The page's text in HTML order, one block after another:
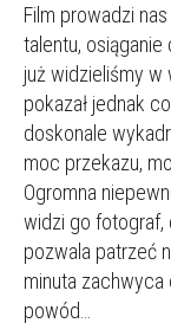
Film prowadzi
talentu,
już widzieliśmy w
pokazał jednak
doskonale
moc przekazu,
Ogromna
widzi go fotograf,
pozwala patrzeć
minuta zachwyca
powód…